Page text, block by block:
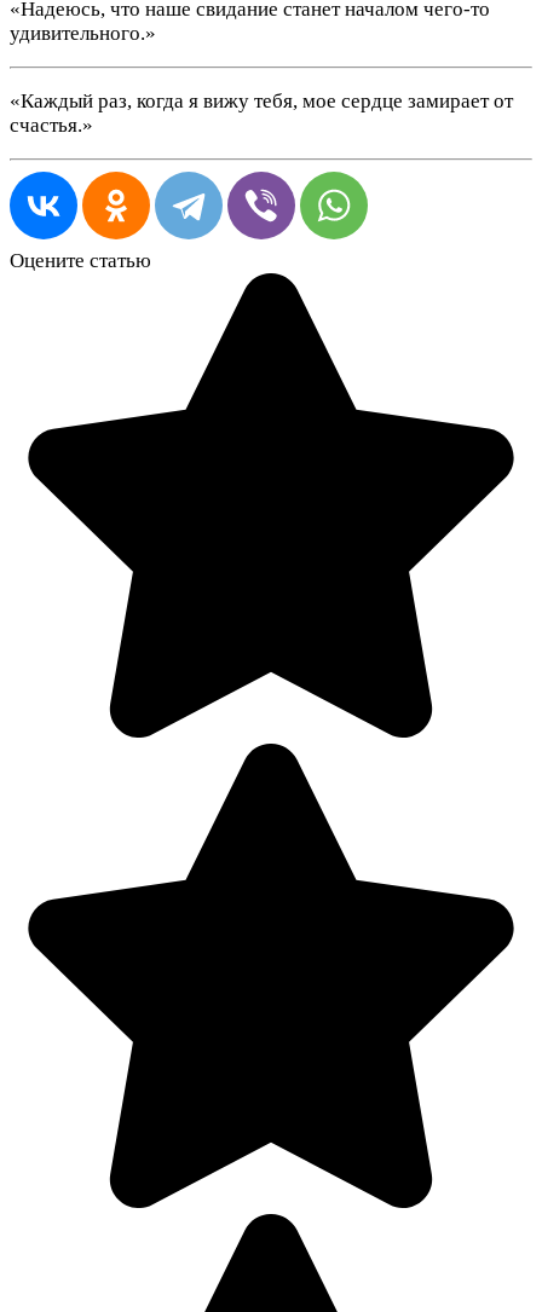
«Надеюсь, что наше свидание станет началом чего-то
удивительного.»
«Каждый раз, когда я вижу тебя, мое сердце замирает от
счастья.»
Оцените статью